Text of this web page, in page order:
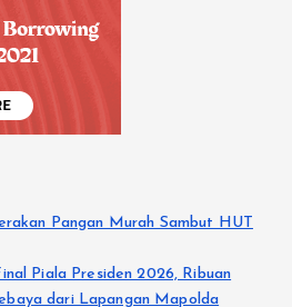
Pangan Murah Sambut HUT
Piala Presiden 2026, Ribuan
dari Lapangan Mapolda